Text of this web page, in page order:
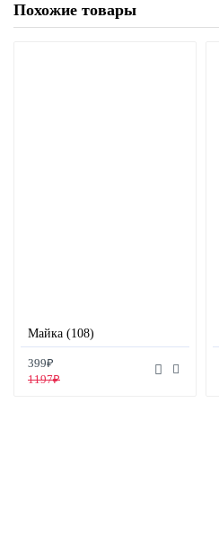
Похожие товары
Майка (108)
399₽
1197₽